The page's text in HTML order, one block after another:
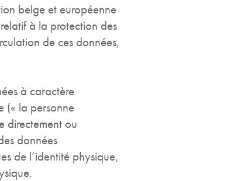
belge et européenne
relatif à la protection des
de ces données,
à caractère
(« la personne
directement ou
données
de l’identité physique,